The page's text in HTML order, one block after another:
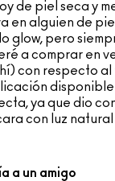
de piel seca y
en alguien de
glow, pero
a comprar en
con respecto al
ya que dio
con luz
a un amigo